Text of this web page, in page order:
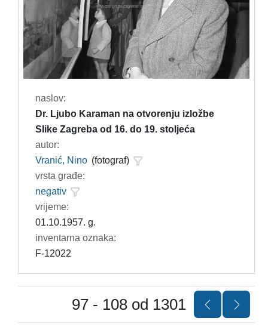
naslov:
Dr. Ljubo Karaman na otvorenju izložbe
Slike Zagreba od 16. do 19. stoljeća
autor:
Vranić, Nino (fotograf)
vrsta građe:
negativ
vrijeme:
01.10.1957. g.
inventarna oznaka:
F-12022
97 - 108 od 1301